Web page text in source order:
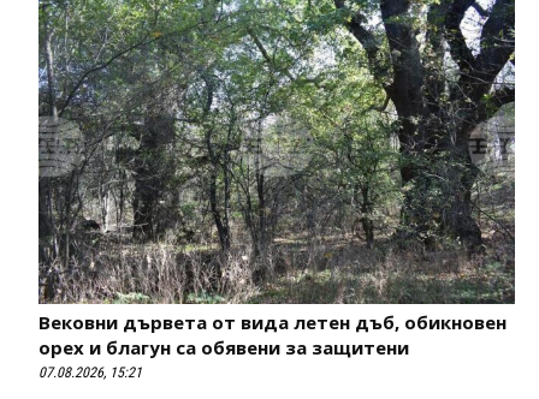
Вековни дървета от вида летен дъб, обикновен
орех и благун са обявени за защитени
07.08.2026, 15:21